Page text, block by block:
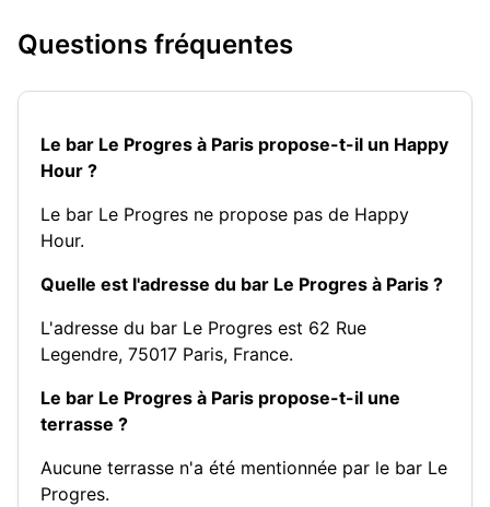
Questions fréquentes
Le bar Le Progres à Paris propose-t-il un Happy
Hour ?
Le bar Le Progres ne propose pas de Happy
Hour.
Quelle est l'adresse du bar Le Progres à Paris ?
L'adresse du bar Le Progres est 62 Rue
Legendre, 75017 Paris, France.
Le bar Le Progres à Paris propose-t-il une
terrasse ?
Aucune terrasse n'a été mentionnée par le bar Le
Progres.